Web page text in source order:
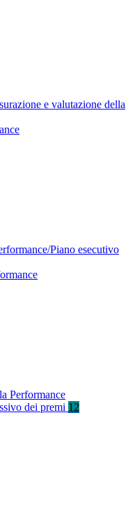
e valutazione della
Piano esecutivo
Performance
dei premi 12